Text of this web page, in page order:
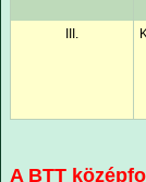
III.
A BTT